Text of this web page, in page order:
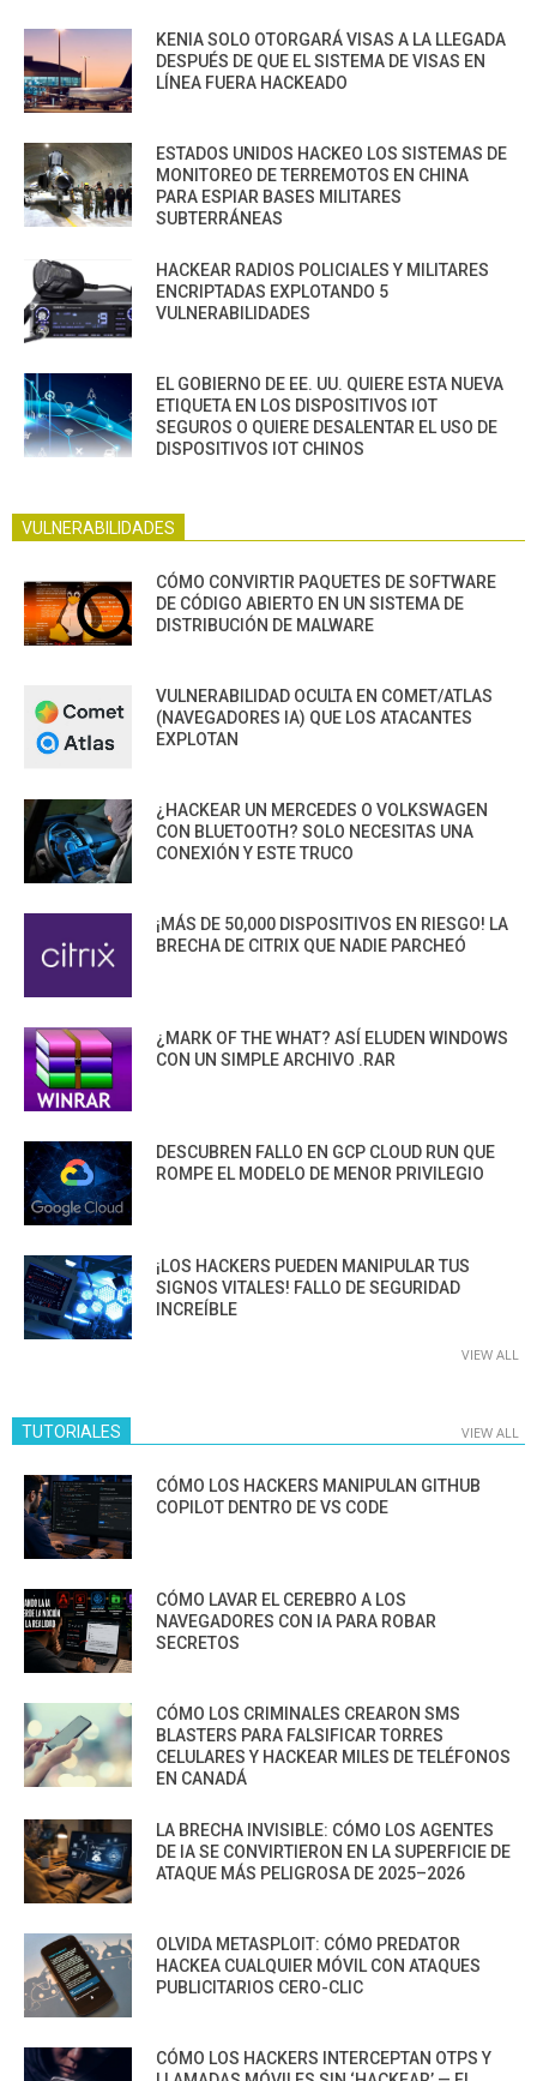
KENIA SOLO OTORGARÁ VISAS A LA LLEGADA
DESPUÉS DE QUE EL SISTEMA DE VISAS EN
LÍNEA FUERA HACKEADO
ESTADOS UNIDOS HACKEO LOS SISTEMAS DE
MONITOREO DE TERREMOTOS EN CHINA
PARA ESPIAR BASES MILITARES
SUBTERRÁNEAS
HACKEAR RADIOS POLICIALES Y MILITARES
ENCRIPTADAS EXPLOTANDO 5
VULNERABILIDADES
EL GOBIERNO DE EE. UU. QUIERE ESTA NUEVA
ETIQUETA EN LOS DISPOSITIVOS IOT
SEGUROS O QUIERE DESALENTAR EL USO DE
DISPOSITIVOS IOT CHINOS
VULNERABILIDADES
CÓMO CONVIRTIR PAQUETES DE SOFTWARE
DE CÓDIGO ABIERTO EN UN SISTEMA DE
DISTRIBUCIÓN DE MALWARE
VULNERABILIDAD OCULTA EN COMET/ATLAS
(NAVEGADORES IA) QUE LOS ATACANTES
EXPLOTAN
¿HACKEAR UN MERCEDES O VOLKSWAGEN
CON BLUETOOTH? SOLO NECESITAS UNA
CONEXIÓN Y ESTE TRUCO
¡MÁS DE 50,000 DISPOSITIVOS EN RIESGO! LA
BRECHA DE CITRIX QUE NADIE PARCHEÓ
¿MARK OF THE WHAT? ASÍ ELUDEN WINDOWS
CON UN SIMPLE ARCHIVO .RAR
DESCUBREN FALLO EN GCP CLOUD RUN QUE
ROMPE EL MODELO DE MENOR PRIVILEGIO
¡LOS HACKERS PUEDEN MANIPULAR TUS
SIGNOS VITALES! FALLO DE SEGURIDAD
INCREÍBLE
VIEW ALL
TUTORIALES VIEW ALL
CÓMO LOS HACKERS MANIPULAN GITHUB
COPILOT DENTRO DE VS CODE
CÓMO LAVAR EL CEREBRO A LOS
NAVEGADORES CON IA PARA ROBAR
SECRETOS
CÓMO LOS CRIMINALES CREARON SMS
BLASTERS PARA FALSIFICAR TORRES
CELULARES Y HACKEAR MILES DE TELÉFONOS
EN CANADÁ
LA BRECHA INVISIBLE: CÓMO LOS AGENTES
DE IA SE CONVIRTIERON EN LA SUPERFICIE DE
ATAQUE MÁS PELIGROSA DE 2025–2026
OLVIDA METASPLOIT: CÓMO PREDATOR
HACKEA CUALQUIER MÓVIL CON ATAQUES
PUBLICITARIOS CERO-CLIC
CÓMO LOS HACKERS INTERCEPTAN OTPS Y